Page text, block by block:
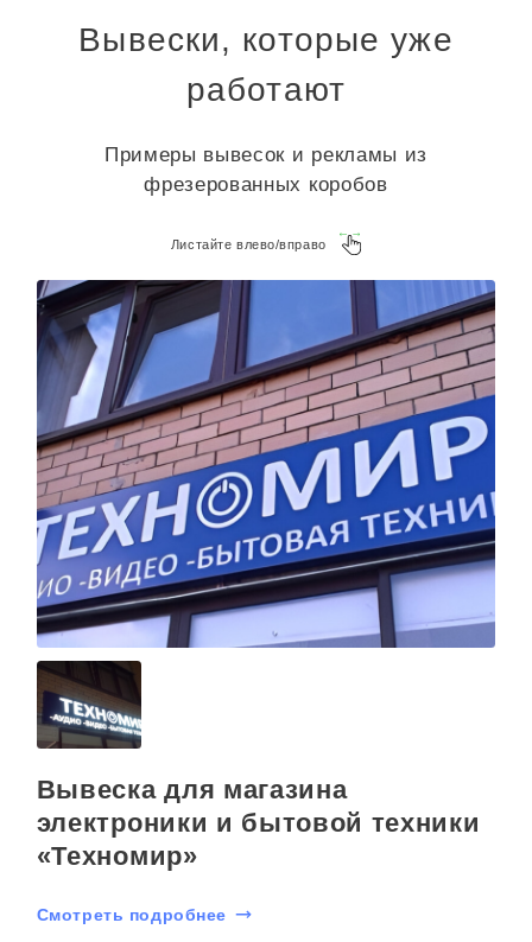
Вывески, которые уже
работают
Примеры вывесок и рекламы из
фрезерованных коробов
Листайте влево/вправо
Вывеска для магазина
электроники и бытовой техники
«Техномир»
Смотреть подробнее